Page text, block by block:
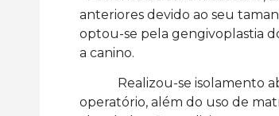
anteriores devido ao seu
optou-se pela gengivoplastia
a canino.
Realizou-se isolamento
operatório, além do uso de